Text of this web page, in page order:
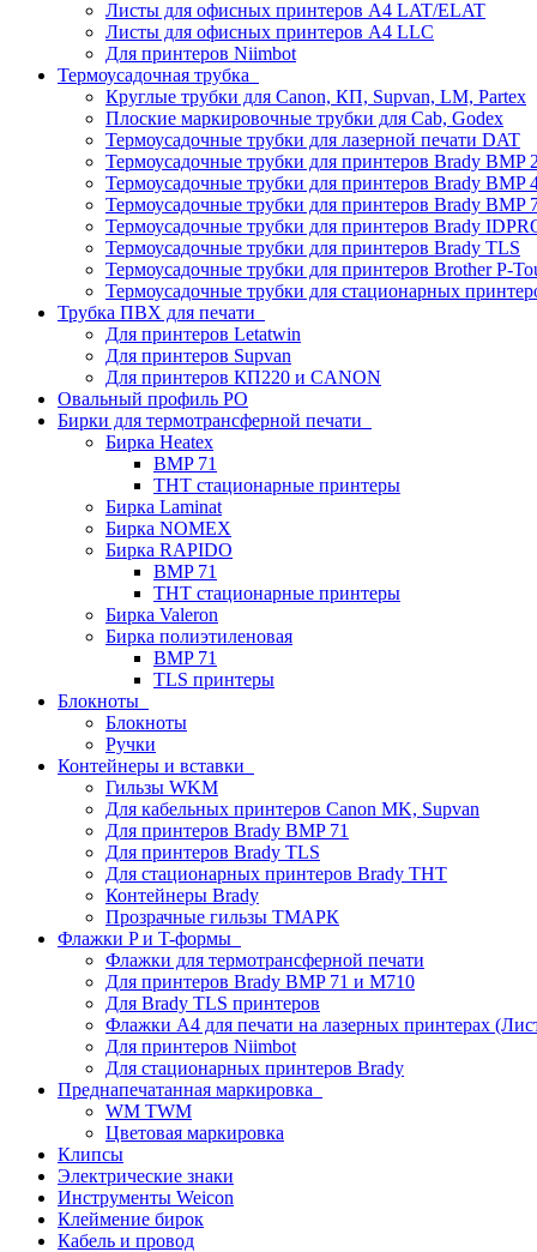
Листы для офисных принтеров А4 LAT/ELAT
Листы для офисных принтеров А4 LLC
Для принтеров Niimbot
Термоусадочная трубка
Круглые трубки для Canon, КП, Supvan, LM, Partex
Плоские маркировочные трубки для Cab, Godex
Термоусадочные трубки для лазерной печати DAT
Термоусадочные трубки для принтеров Brady BMP
Термоусадочные трубки для принтеров Brady BMP
Термоусадочные трубки для принтеров Brady BMP
Термоусадочные трубки для принтеров Brady
Термоусадочные трубки для принтеров Brady TLS
Термоусадочные трубки для принтеров Brother P-
Термоусадочные трубки для стационарных
Трубка ПВХ для печати
Для принтеров Letatwin
Для принтеров Supvan
Для принтеров КП220 и CANON
Овальный профиль PO
Бирки для термотрансферной печати
Бирка Heatex
BMP 71
THT стационарные принтеры
Бирка Laminat
Бирка NOMEX
Бирка RAPIDO
BMP 71
THT стационарные принтеры
Бирка Valeron
Бирка полиэтиленовая
BMP 71
TLS принтеры
Блокноты
Блокноты
Ручки
Контейнеры и вставки
Гильзы WKM
Для кабельных принтеров Canon MK, Supvan
Для принтеров Brady BMP 71
Для принтеров Brady TLS
Для стационарных принтеров Brady THT
Контейнеры Brady
Прозрачные гильзы ТМАРК
Флажки P и T-формы
Флажки для термотрансферной печати
Для принтеров Brady BMP 71 и M710
Для Brady TLS принтеров
Флажки A4 для печати на лазерных принтерах
Для принтеров Niimbot
Для стационарных принтеров Brady
Преднапечатанная маркировка
WM TWM
Цветовая маркировка
Клипсы
Электрические знаки
Инструменты Weicon
Клеймение бирок
Кабель и провод